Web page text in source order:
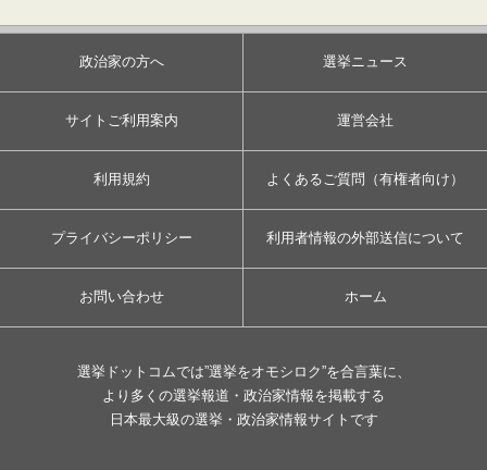
政治家の方へ 選挙ニュース
サイトご利用案内 運営会社
利用規約 よくあるご質問（有権者向け）
プライバシーポリシー 利用者情報の外部送信について
お問い合わせ ホーム
選挙ドットコムでは”選挙をオモシロク”を合言葉に、
より多くの選挙報道・政治家情報を掲載する
日本最大級の選挙・政治家情報サイトです